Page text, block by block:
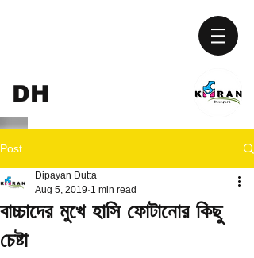
DH
Post
বাচ্চাদের মুখে হাসি ফোটানোর কিছু
চেষ্টা
Dipayan Dutta
Aug 5, 2019 1 min read